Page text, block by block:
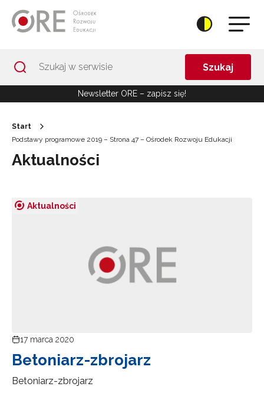
Szukaj
Newsletter ORE – zapisz się!
Start
Podstawy programowe 2019 – Strona 47 – Ośrodek Rozwoju Edukacji
Aktualności
Aktualności
17 marca 2020
Betoniarz-zbrojarz
Betoniarz-zbrojarz